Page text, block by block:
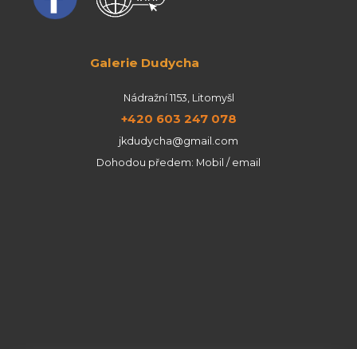
Galerie Dudycha
Nádražní 1153, Litomyšl
+420 603 247 078
jkdudycha@gmail.com
Dohodou předem: Mobil / email